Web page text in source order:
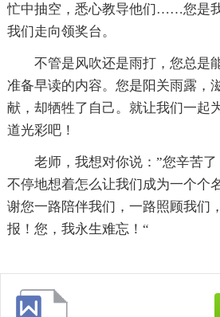
忙中抽空，悉心教导他们……您是
我们走向领奖台。
不管是风吹还是雨打，您总是
准备早读的内容。您是阳关雨露，
献，却牺牲了自己。就让我们一起
道光彩吧！
老师，我想对你说：”您辛苦
不停地想着怎么让我们成为一个个
谢您一路陪伴我们，一路照顾我们
报！您，我永生难忘！“